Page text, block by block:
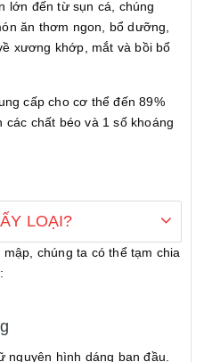
lớn đến từ sụn cá, chúng
ăn thơm ngon, bổ dưỡng,
xương khớp, mắt và bồi bổ
cấp cho cơ thể đến 89%
các chất béo và 1 số khoáng
LOẠI?
chúng ta có thể tạm chia
hình dáng ban đầu.